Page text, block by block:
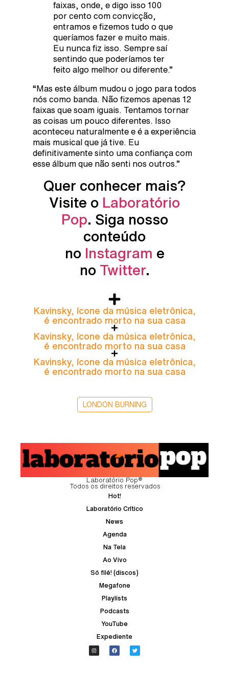
faixas, onde, e digo isso 100
por cento com convicção,
entramos e fizemos tudo o que
queríamos fazer e muito mais.
Eu nunca fiz isso. Sempre saí
sentindo que poderíamos ter
feito algo melhor ou diferente.”
“Mas este álbum mudou o jogo para todos
nós como banda. Não fizemos apenas 12
faixas que soam iguais. Tentamos tornar
as coisas um pouco diferentes. Isso
aconteceu naturalmente e é a experiência
mais musical que já tive. Eu
definitivamente sinto uma confiança com
esse álbum que não senti nos outros.”
Quer conhecer mais?
Visite o Laboratório
Pop. Siga nosso
conteúdo
no Instagram e
no Twitter.
Kavinsky, ícone da música eletrônica,
é encontrado morto na sua casa
Kavinsky, ícone da música eletrônica,
é encontrado morto na sua casa
Kavinsky, ícone da música eletrônica,
é encontrado morto na sua casa
LONDON BURNING
Laboratório Pop®
Todos os direitos reservados
Hot!
Laboratório Crítico
News
Agenda
Na Tela
Ao Vivo
Só filé! (discos)
Megafone
Playlists
Podcasts
YouTube
Expediente